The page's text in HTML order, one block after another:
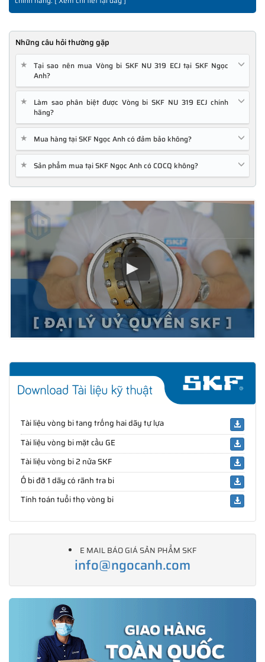
Những câu hỏi thường gặp
★
Tại sao nên mua Vòng bi SKF NU 319 ECJ tại SKF Ngọc
Anh?
★
Làm sao phân biệt được Vòng bi SKF NU 319 ECJ chính
hãng?
★ Mua hàng tại SKF Ngọc Anh có đảm bảo không?
★ Sản phẩm mua tại SKF Ngọc Anh có COCQ không?
Tài liệu vòng bi tang trống hai dãy tự lựa
Tài liệu vòng bi mặt cầu GE
Tài liệu vòng bi 2 nửa SKF
Ổ bi đỡ 1 dãy có rãnh tra bi
Tính toán tuổi thọ vòng bi
E MAIL BÁO GIÁ SẢN PHẨM SKF
info@ngocanh.com